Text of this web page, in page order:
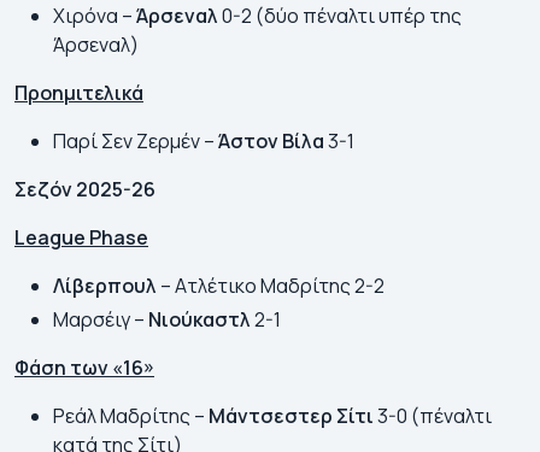
Χιρόνα –Άρσεναλ0-2 (δύο πέναλτι υπέρ της
Άρσεναλ)
Προημιτελικά
Παρί Σεν Ζερμέν –Άστον Βίλα3-1
Σεζόν 2025-26
League Phase
Λίβερπουλ – Ατλέτικο Μαδρίτης 2-2
Μαρσέιγ – Νιούκαστλ2-1
Φάση των «16»
Ρεάλ Μαδρίτης – Μάντσεστερ Σίτι3-0 (πέναλτι
κατά της Σίτι)